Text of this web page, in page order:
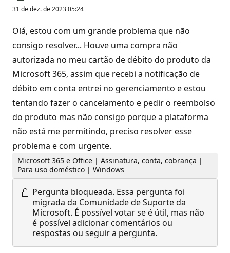
31 de dez. de 2023 05:24
Olá, estou com um grande problema que não
consigo resolver... Houve uma compra não
autorizada no meu cartão de débito do produto da
Microsoft 365, assim que recebi a notificação de
débito em conta entrei no gerenciamento e estou
tentando fazer o cancelamento e pedir o reembolso
do produto mas não consigo porque a plataforma
não está me permitindo, preciso resolver esse
problema e com urgente.
Microsoft 365 e Office | Assinatura, conta, cobrança |
Para uso doméstico | Windows
Pergunta bloqueada. Essa pergunta foi
migrada da Comunidade de Suporte da
Microsoft. É possível votar se é útil, mas não
é possível adicionar comentários ou
respostas ou seguir a pergunta.